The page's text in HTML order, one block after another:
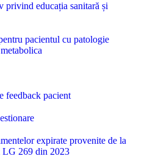
privind educația sanitară și
pacientul cu patologie
feedback pacient
expirate provenite de la
LG 269 din 2023